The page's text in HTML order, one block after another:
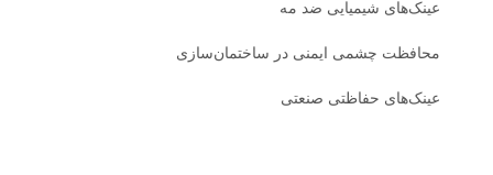
عینک‌های شیمیایی ضد مه
محافظت چشمی ایمنی در ساختمان‌سازی
عینک‌های حفاظتی صنعتی